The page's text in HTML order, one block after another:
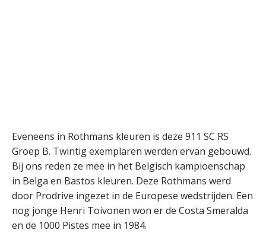
Eveneens in Rothmans kleuren is deze 911 SC RS
Groep B. Twintig exemplaren werden ervan gebouwd.
Bij ons reden ze mee in het Belgisch kampioenschap
in Belga en Bastos kleuren. Deze Rothmans werd
door Prodrive ingezet in de Europese wedstrijden. Een
nog jonge Henri Toivonen won er de Costa Smeralda
en de 1000 Pistes mee in 1984.